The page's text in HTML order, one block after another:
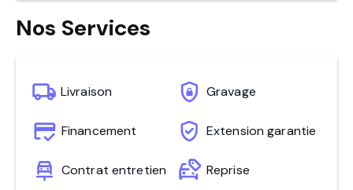
Nos Services
Livraison Gravage
Financement Extension garantie
Contrat entretien Reprise